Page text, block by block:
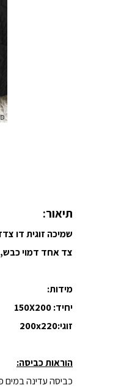
תיאור:
שמיכה זוגית דו
צד אחד דמוי כבש,
מידות:
יחיד: 150X200
זוגי:200x220
הוראות כביסה:
כביסה עדינה במים פושרים עד 30